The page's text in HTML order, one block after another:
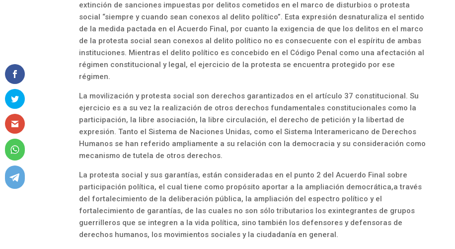
extinción de sanciones impuestas por delitos cometidos en el marco de disturbios o protesta
social “siempre y cuando sean conexos al delito político”. Esta expresión desnaturaliza el sentido
de la medida pactada en el Acuerdo Final, por cuanto la exigencia de que los delitos en el marco
de la protesta social sean conexos al delito político no es consecuente con el espíritu de ambas
instituciones. Mientras el delito político es concebido en el Código Penal como una afectación al
régimen constitucional y legal, el ejercicio de la protesta se encuentra protegido por ese
régimen.
La movilización y protesta social son derechos garantizados en el artículo 37 constitucional. Su
ejercicio es a su vez la realización de otros derechos fundamentales constitucionales como la
participación, la libre asociación, la libre circulación, el derecho de petición y la libertad de
expresión. Tanto el Sistema de Naciones Unidas, como el Sistema Interamericano de Derechos
Humanos se han referido ampliamente a su relación con la democracia y su consideración como
mecanismo de tutela de otros derechos.
La protesta social y sus garantías, están consideradas en el punto 2 del Acuerdo Final sobre
participación política, el cual tiene como propósito aportar a la ampliación democrática,a través
del fortalecimiento de la deliberación pública, la ampliación del espectro político y el
fortalecimiento de garantías, de las cuales no son sólo tributarios los exintegrantes de grupos
guerrilleros que se integren a la vida política, sino también los defensores y defensoras de
derechos humanos, los movimientos sociales y la ciudadanía en general.